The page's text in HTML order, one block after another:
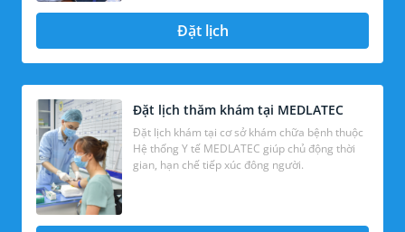
Đặt lịch
Đặt lịch thăm khám tại MEDLATEC
Đặt lịch khám tại cơ sở khám chữa bệnh thuộc
Hệ thống Y tế MEDLATEC giúp chủ động thời
gian, hạn chế tiếp xúc đông người.